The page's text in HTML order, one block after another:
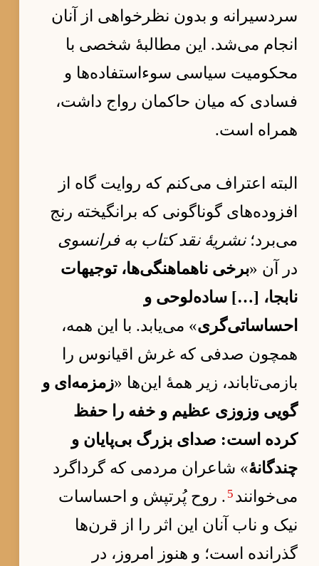
سردسیرانه و بدون نظرخواهی از آنان
انجام می‌شد. این مطالبهٔ شخصی با
محکومیت سیاسی سوءاستفاده‌ها و
فسادی که میان حاکمان رواج داشت،
همراه است.
البته اعتراف می‌کنم که روایت گاه از
افزوده‌های گوناگونی که برانگیخته رنج
می‌برد؛نشریهٔ نقد کتاب به فرانسوی
در آن «برخی ناهماهنگی‌ها، توجیهات
نابجا، […] ساده‌لوحی و
احساساتی‌گری» می‌یابد. با این همه،
همچون صدفی که غرش اقیانوس را
بازمی‌تاباند، زیر همهٔ این‌ها «زمزمه‌ای و
گویی وزوزی عظیم و خفه را حفظ
کرده است: صدای بزرگ بی‌پایان و
چندگانهٔ» شاعران مردمی که گرداگرد
می‌خوانند 5 . روح پُرتپش و احساسات
نیک و ناب آنان این اثر را از قرن‌ها
گذرانده است؛ و هنوز امروز، در